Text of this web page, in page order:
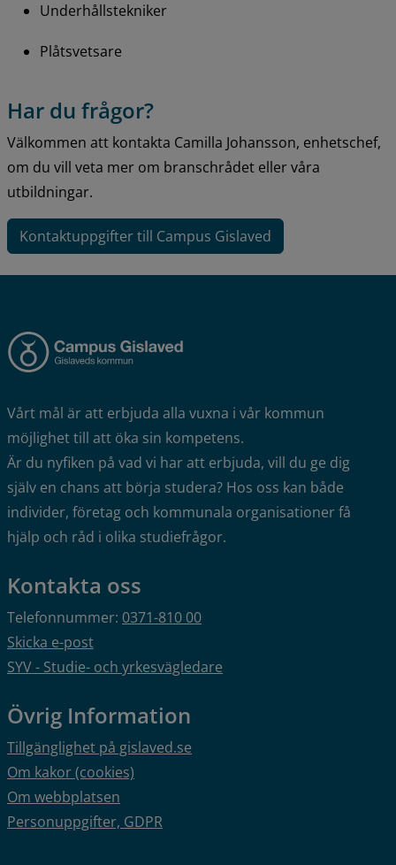
Underhållstekniker
Plåtsvetsare
Har du frågor?
Välkommen att kontakta Camilla Johansson, enhetschef,
om du vill veta mer om branschrådet eller våra
utbildningar.
Kontaktuppgifter till Campus Gislaved
Vårt mål är att erbjuda alla vuxna i vår kommun
möjlighet till att öka sin kompetens.
Är du nyfiken på vad vi har att erbjuda, vill du ge dig
själv en chans att börja studera? Hos oss kan både
individer, företag och kommunala organisationer få
hjälp och råd i olika studiefrågor.
Kontakta oss
Telefonnummer: 0371-810 00
Skicka e-post
SYV - Studie- och yrkesvägledare
Övrig Information
Tillgänglighet på gislaved.se
Om kakor (cookies)
Om webbplatsen
Personuppgifter, GDPR